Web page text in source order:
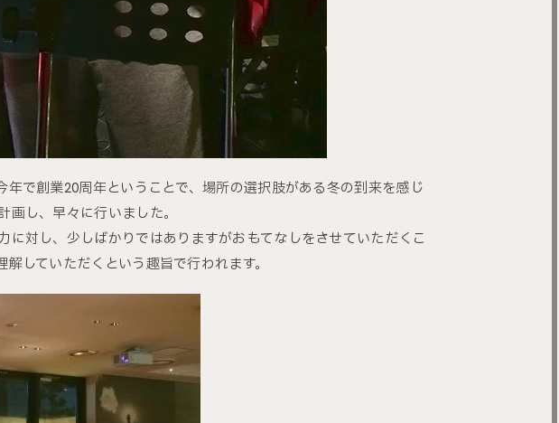
年で創業20周年ということで、場所の選択肢がある冬の到来を感じ
し、早々に行いました。
に対し、少しばかりではありますがおもてなしをさせていただくこ
していただくという趣旨で行われます。